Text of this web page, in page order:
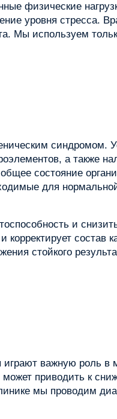
физические
уровня стресса.
Мы используем
синдромом.
а также
состояние
для
и
корректирует состав
стойкого
важную роль в
приводить к
мы проводим